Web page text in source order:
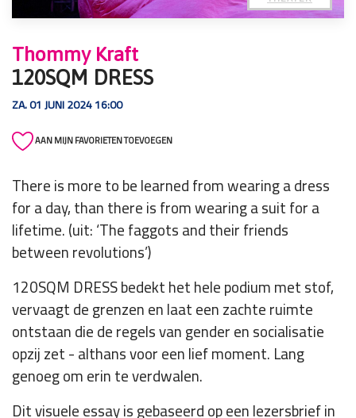
Thommy Kraft
120SQM DRESS
ZA. 01 JUNI 2024 16:00
AAN MIJN FAVORIETEN TOEVOEGEN
There is more to be learned from wearing a dress
for a day, than there is from wearing a suit for a
lifetime. (uit: ‘The faggots and their friends
between revolutions’)
120SQM DRESS bedekt het hele podium met stof,
vervaagt de grenzen en laat een zachte ruimte
ontstaan die de regels van gender en socialisatie
opzij zet - althans voor een lief moment. Lang
genoeg om erin te verdwalen.
Dit visuele essay is gebaseerd op een lezersbrief in